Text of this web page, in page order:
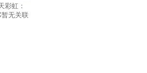
彩虹：
无关联